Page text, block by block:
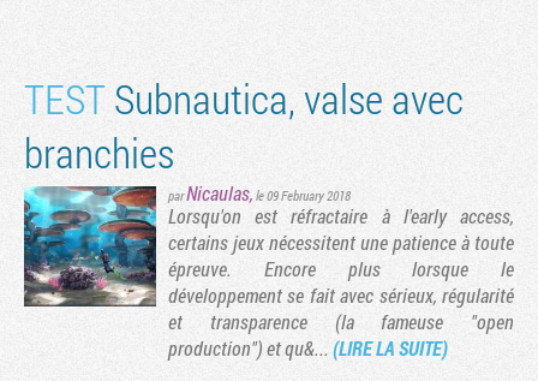
TESTSubnautica, valse avec
branchies
parNicaulas, le 09 February 2018
Lorsqu'on est réfractaire à l'early access,
certains jeux nécessitent une patience à toute
épreuve. Encore plus lorsque le
développement se fait avec sérieux, régularité
et transparence (la fameuse "open
production") et qu&...(LIRE LA SUITE)